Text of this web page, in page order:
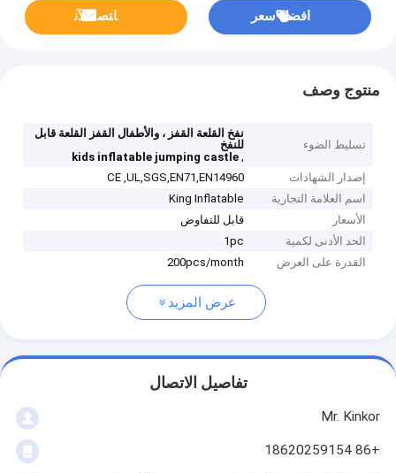
افضل سعر ﺎﺘﺼﻟ ﺍﻶﻧ
منتوج وصف
تسليط الضوء
نفخ القلعة القفز ، والأطفال القفز القلعة قابل
للنفخ
,
kids inflatable jumping castle
إصدار الشهادات
CE ,UL,SGS,EN71,EN14960
اسم العلامة التجارية
King Inflatable
الأسعار
قابل للتفاوض
الحد الأدنى لكمية
1pc
القدرة على العرض
200pcs/month
عرض المزيد
تفاصيل الاتصال
Mr. Kinkor
+86 18620259154